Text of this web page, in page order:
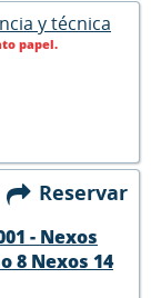
y técnica
papel.
Reservar
- Nexos
8 Nexos 14